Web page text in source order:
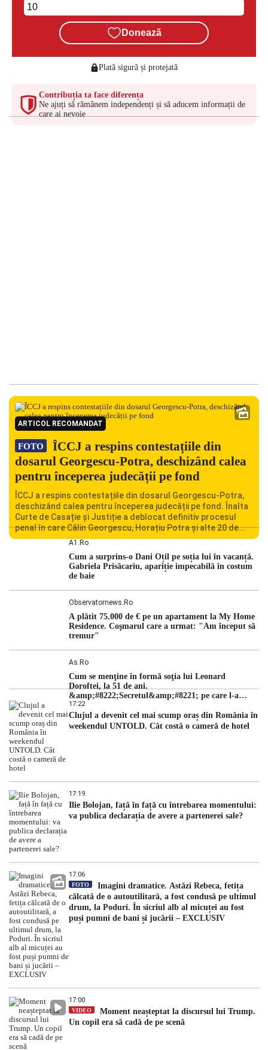
Donează
Plată sigură și protejată
Contribuția ta face diferența
Ne ajuți să rămânem independenți și să aducem informații de
care ai nevoie
ARTICOL RECOMANDAT
FOTO
ÎCCJ a respins contestațiile din
dosarul Georgescu-Potra, deschizând calea
pentru începerea judecății pe fond
ÎCCJ a respins contestațiile din dosarul Georgescu-Potra,
deschizând calea pentru începerea judecății pe fond. Înalta
Curte de Casație și Justiție a deblocat definitiv procesul
penal în care Călin Georgescu, Horațiu Potra și alte 20 de
persoane sunt acuzați de acțiuni îndreptate împotriva
judecătorii de la instanța supremă au […]
A1.ro
Cum a surprins-o Dani Oțil pe soția lui în vacanță.
Gabriela Prisăcariu, apariție impecabilă în costum
de baie
Observatornews.ro
A plătit 75.000 de € pe un apartament la My Home
Residence. Coşmarul care a urmat: "Am început să
tremur"
As.ro
Cum se menţine în formă soţia lui Leonard
Doroftei, la 51 de ani.
&amp;#8222;Secretul&amp;#8221; pe care l-a
dezvăluit
17:22
Clujul a devenit cel mai scump oraș din România în
weekendul UNTOLD. Cât costă o cameră de hotel
17:19
Ilie Bolojan, față în față cu întrebarea momentului:
va publica declarația de avere a partenerei sale?
17:06
FOTO
Imagini dramatice. Astăzi Rebeca, fetița
călcată de o autoutilitară, a fost condusă pe ultimul
drum, la Poduri. În sicriul alb al micuței au fost
puși pumni de bani și jucării – EXCLUSIV
17:00
VIDEO
Moment neașteptat la discursul lui Trump.
Un copil era să cadă de pe scenă